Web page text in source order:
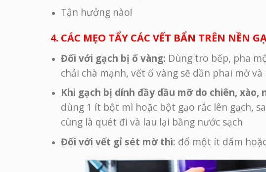
Tận hưởng nào!
4. CÁC MẸO TẨY CÁC VẾT BẨN TRÊN NỀN
Đối với gạch bị ố vàng: Dùng tro bếp, pha
chải chà mạnh, vết ố vàng sẽ dần phai mờ
Khi gạch bị dính đầy dầu mỡ do chiên, xào,
dùng 1 ít bột mì hoặc bột gạo rắc lên gạch,
cùng là quét đi và lau lại bầng nước sạch
Đối với vết gỉ sét mờ thì: đổ một ít dấm